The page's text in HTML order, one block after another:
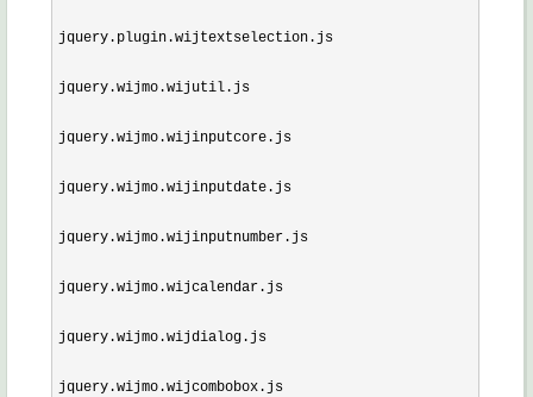
jquery.plugin.wijtextselection.js
jquery.wijmo.wijutil.js
jquery.wijmo.wijinputcore.js
jquery.wijmo.wijinputdate.js
jquery.wijmo.wijinputnumber.js
jquery.wijmo.wijcalendar.js
jquery.wijmo.wijdialog.js
jquery.wijmo.wijcombobox.js